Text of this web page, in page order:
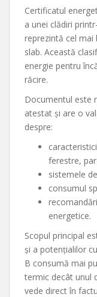
Certificatul
a unei clădiri
reprezintă cel mai
slab. Această
energie pentru
răcire.
Documentul este
atestat și are o
despre:
ferestre,
sistemele
consumul
energetice.
Scopul principal
și a potențialilor
B consumă mai
termic decât unul
vede direct în